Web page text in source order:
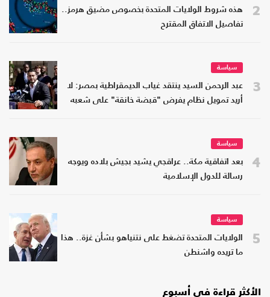
2
هذه شروط الولايات المتحدة بخصوص مضيق هرمز..
تفاصيل الاتفاق المقترح
3
سياسة
عبد الرحمن السيد ينتقد غياب الديمقراطية بمصر: لا
أريد تمويل نظام يفرض "قبضة خانقة" على شعبه
4
سياسة
بعد اتفاقية مكة.. عراقجي يشيد بجيش بلاده ويوجه
رسالة للدول الإسلامية
5
سياسة
الولايات المتحدة تضغط على نتنياهو بشأن غزة.. هذا
ما تريده واشنطن
الأكثر قراءة في أسبوع